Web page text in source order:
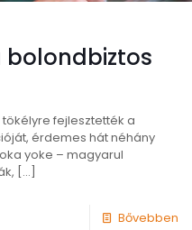
bolondbiztos
fejlesztették a
érdemes hát néhány
yoke – magyarul
[…]
Bővebben